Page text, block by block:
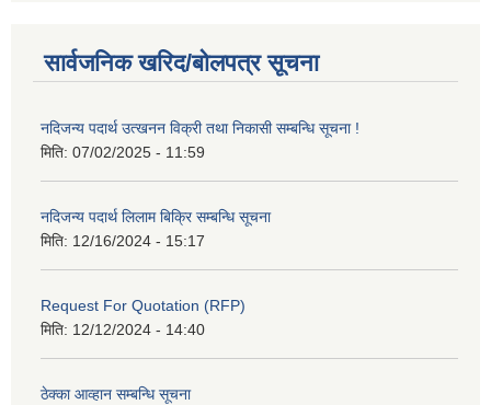
सार्वजनिक खरिद/बोलपत्र सूचना
नदिजन्य पदार्थ उत्खनन विक्री तथा निकासी सम्बन्धि सूचना !
मिति: 07/02/2025 - 11:59
नदिजन्य पदार्थ लिलाम बिक्रि सम्बन्धि सूचना
मिति: 12/16/2024 - 15:17
Request For Quotation (RFP)
मिति: 12/12/2024 - 14:40
ठेक्का आव्हान सम्बन्धि सूचना